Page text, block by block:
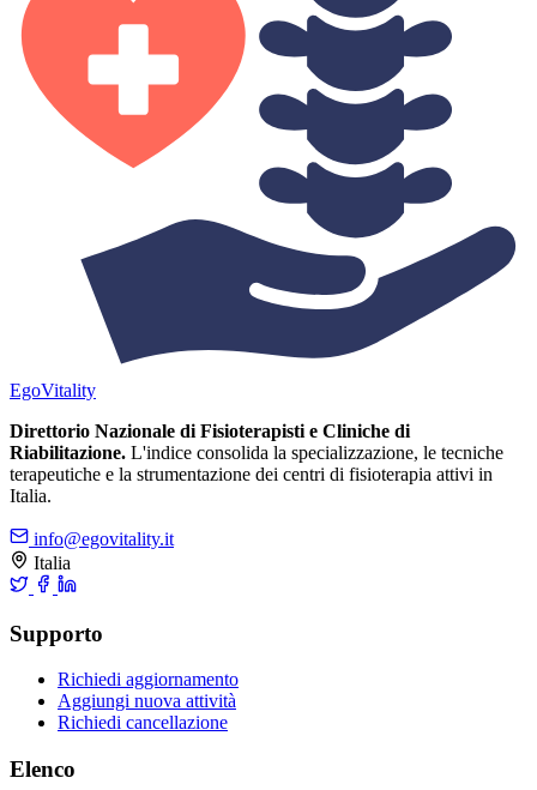
EgoVitality
Direttorio Nazionale di Fisioterapisti e Cliniche di
Riabilitazione. L'indice consolida la specializzazione, le tecniche
terapeutiche e la strumentazione dei centri di fisioterapia attivi in
Italia.
info@egovitality.it
Italia
Supporto
Richiedi aggiornamento
Aggiungi nuova attività
Richiedi cancellazione
Elenco